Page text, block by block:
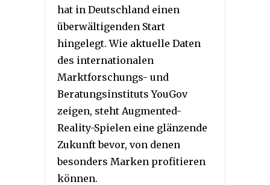
hat in Deutschland einen
überwältigenden Start
hingelegt. Wie aktuelle Daten
des internationalen
Marktforschungs- und
Beratungsinstituts YouGov
zeigen, steht Augmented-
Reality-Spielen eine glänzende
Zukunft bevor, von denen
besonders Marken profitieren
können.